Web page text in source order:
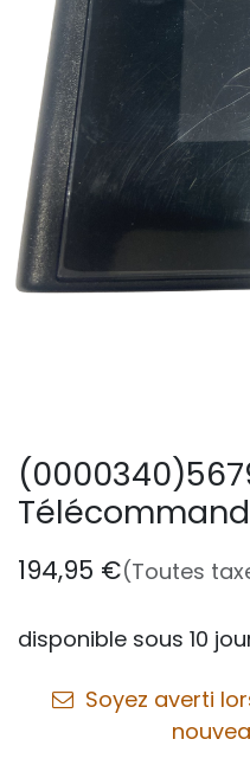
194,95 €(Toutes
disponible sous 10
Soyez averti